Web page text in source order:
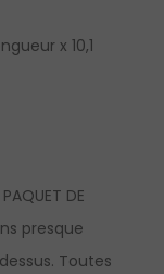
x 10,1
DE
presque
Toutes